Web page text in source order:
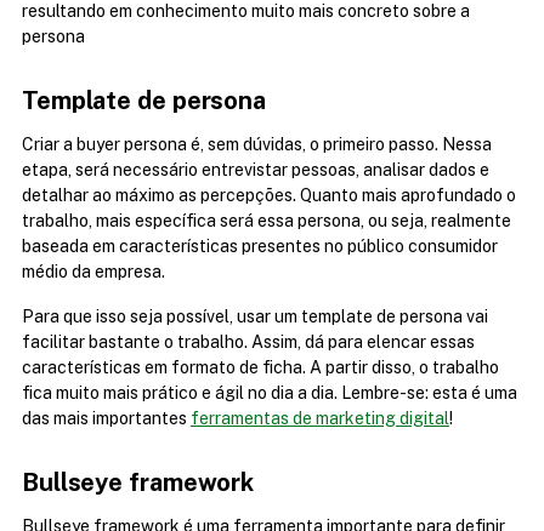
resultando em conhecimento muito mais concreto sobre a
persona
Template de persona
Criar a buyer persona é, sem dúvidas, o primeiro passo. Nessa
etapa, será necessário entrevistar pessoas, analisar dados e
detalhar ao máximo as percepções. Quanto mais aprofundado o
trabalho, mais específica será essa persona, ou seja, realmente
baseada em características presentes no público consumidor
médio da empresa.
Para que isso seja possível, usar um template de persona vai
facilitar bastante o trabalho. Assim, dá para elencar essas
características em formato de ficha. A partir disso, o trabalho
fica muito mais prático e ágil no dia a dia. Lembre-se: esta é uma
das mais importantes ferramentas de marketing digital!
Bullseye framework
Bullseye framework é uma ferramenta importante para definir